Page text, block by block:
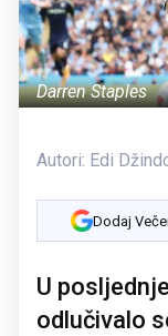
Darren Staples
Autori: Edi
Dodaj
U
odlučivalo